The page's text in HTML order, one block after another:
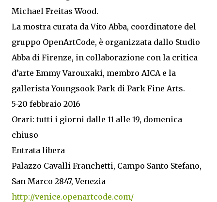
Michael Freitas Wood.
La mostra curata da Vito Abba, coordinatore del
gruppo OpenArtCode, è organizzata dallo Studio
Abba di Firenze, in collaborazione con la critica
d’arte Emmy Varouxaki, membro AICA e la
gallerista Youngsook Park di Park Fine Arts.
5-20 febbraio 2016
Orari: tutti i giorni dalle 11 alle 19, domenica
chiuso
Entrata libera
Palazzo Cavalli Franchetti, Campo Santo Stefano,
San Marco 2847, Venezia
http://venice.openartcode.com/